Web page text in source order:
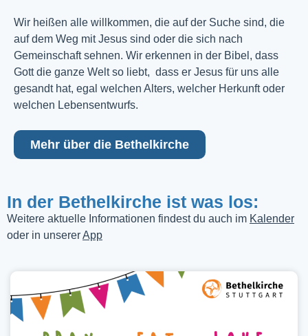
Wir heißen alle willkommen, die auf der Suche sind, die
auf dem Weg mit Jesus sind oder die sich nach
Gemeinschaft sehnen. Wir erkennen in der Bibel, dass
Gott die ganze Welt so liebt, dass er Jesus für uns alle
gesandt hat, egal welchen Alters, welcher Herkunft oder
welchen Lebensentwurfs.
Mehr über die Bethelkirche
In der Bethelkirche ist was los:
Weitere aktuelle Informationen findest du auch im Kalender
oder in unsererApp